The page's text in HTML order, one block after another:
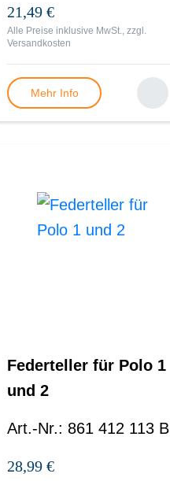
21,49 €
Alle Preise inklusive MwSt., zzgl.
Versandkosten
Mehr Info
Federteller für Polo 1
und 2
Art.-Nr.: 861 412 113 B
28,99 €